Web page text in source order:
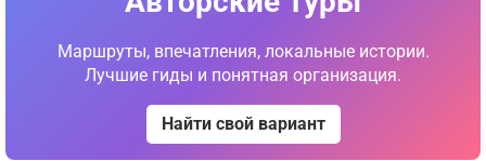
Маршруты, впечатления, локальные истории.
Лучшие гиды и понятная организация.
Найти свой вариант